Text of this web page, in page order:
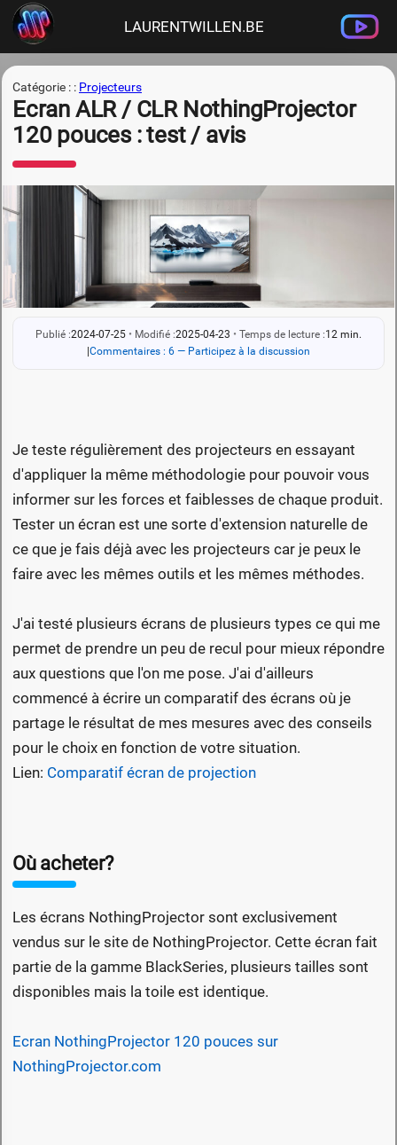
LAURENTWILLEN.BE
Catégorie : : Projecteurs
Ecran ALR / CLR NothingProjector
120 pouces : test / avis
Publié :2024-07-25 • Modifié :2025-04-23 • Temps de lecture :12 min.
Commentaires : 6 — Participez à la discussion
Je teste régulièrement des projecteurs en essayant
d'appliquer la même méthodologie pour pouvoir vous
informer sur les forces et faiblesses de chaque produit.
Tester un écran est une sorte d'extension naturelle de
ce que je fais déjà avec les projecteurs car je peux le
faire avec les mêmes outils et les mêmes méthodes.
J'ai testé plusieurs écrans de plusieurs types ce qui me
permet de prendre un peu de recul pour mieux répondre
aux questions que l'on me pose. J'ai d'ailleurs
commencé à écrire un comparatif des écrans où je
partage le résultat de mes mesures avec des conseils
pour le choix en fonction de votre situation.
Lien: Comparatif écran de projection
Où acheter?
Les écrans NothingProjector sont exclusivement
vendus sur le site de NothingProjector. Cette écran fait
partie de la gamme BlackSeries, plusieurs tailles sont
disponibles mais la toile est identique.
Ecran NothingProjector 120 pouces sur
NothingProjector.com